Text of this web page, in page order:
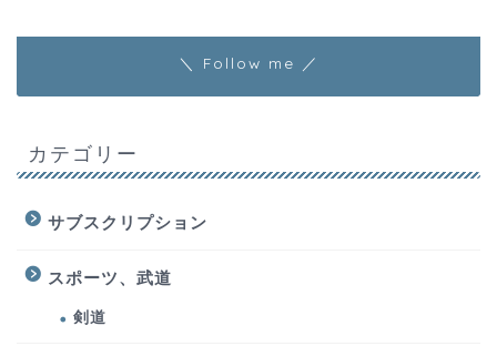
＼ Follow me ／
カテゴリー
サブスクリプション
スポーツ、武道
剣道